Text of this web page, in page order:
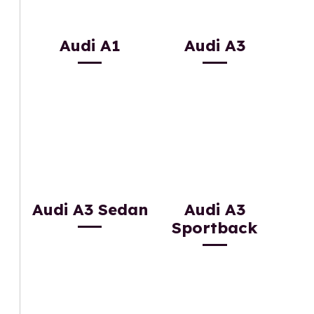
Audi A1 Audi A3
Audi A3 Sedan
Audi A3
Sportback